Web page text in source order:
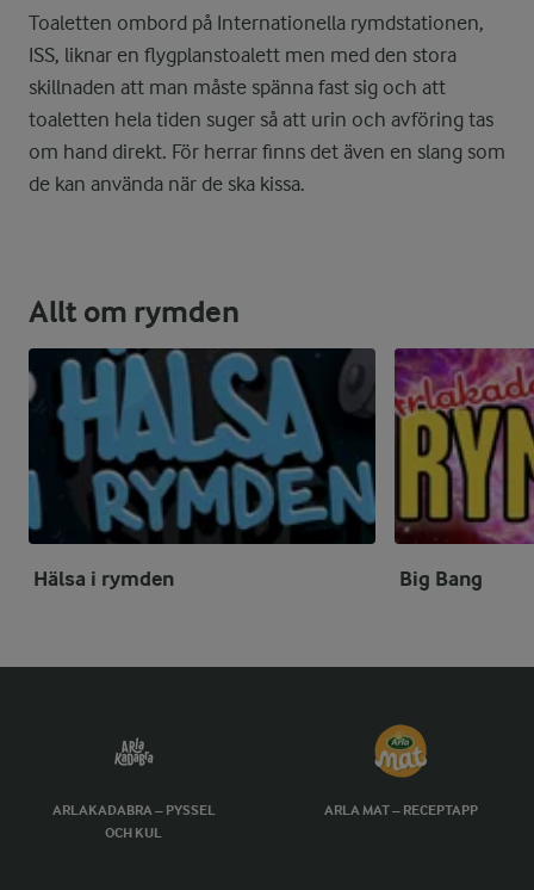
Toaletten ombord på Internationella rymdstationen,
ISS, liknar en flygplanstoalett men med den stora
skillnaden att man måste spänna fast sig och att
toaletten hela tiden suger så att urin och avföring tas
om hand direkt. För herrar finns det även en slang som
de kan använda när de ska kissa.
Allt om rymden
Hälsa i rymden Big Bang
ARLAKADABRA – PYSSEL
OCH KUL
ARLA MAT – RECEPTAPP